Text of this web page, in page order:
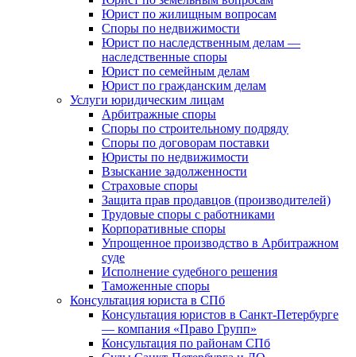
Юрист по жилищным вопросам
Споры по недвижимости
Юрист по наследственным делам —
наследственные споры
Юрист по семейным делам
Юрист по гражданским делам
Услуги юридическим лицам
Арбитражные споры
Споры по строительному подряду
Споры по договорам поставки
Юристы по недвижимости
Взыскание задолженности
Страховые споры
Защита прав продавцов (производителей)
Трудовые споры с работниками
Корпоративные споры
Упрощенное производство в Арбитражном
суде
Исполнение судебного решения
Таможенные споры
Консультация юриста в СПб
Консультация юристов в Санкт-Петербурге
— компания «Право Групп»
Консультация по районам СПб